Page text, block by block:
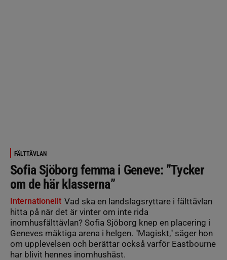
FÄLTTÄVLAN
Sofia Sjöborg femma i Geneve: ”Tycker
om de här klasserna”
Internationellt Vad ska en landslagsryttare i fälttävlan
hitta på när det är vinter om inte rida
inomhusfälttävlan? Sofia Sjöborg knep en placering i
Geneves mäktiga arena i helgen. "Magiskt," säger hon
om upplevelsen och berättar också varför Eastbourne
har blivit hennes inomhushäst.